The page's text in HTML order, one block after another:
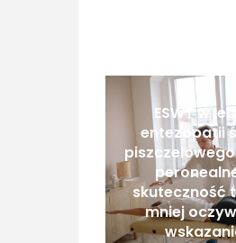
ESWT w
entezopatii
skuteczność
mniej